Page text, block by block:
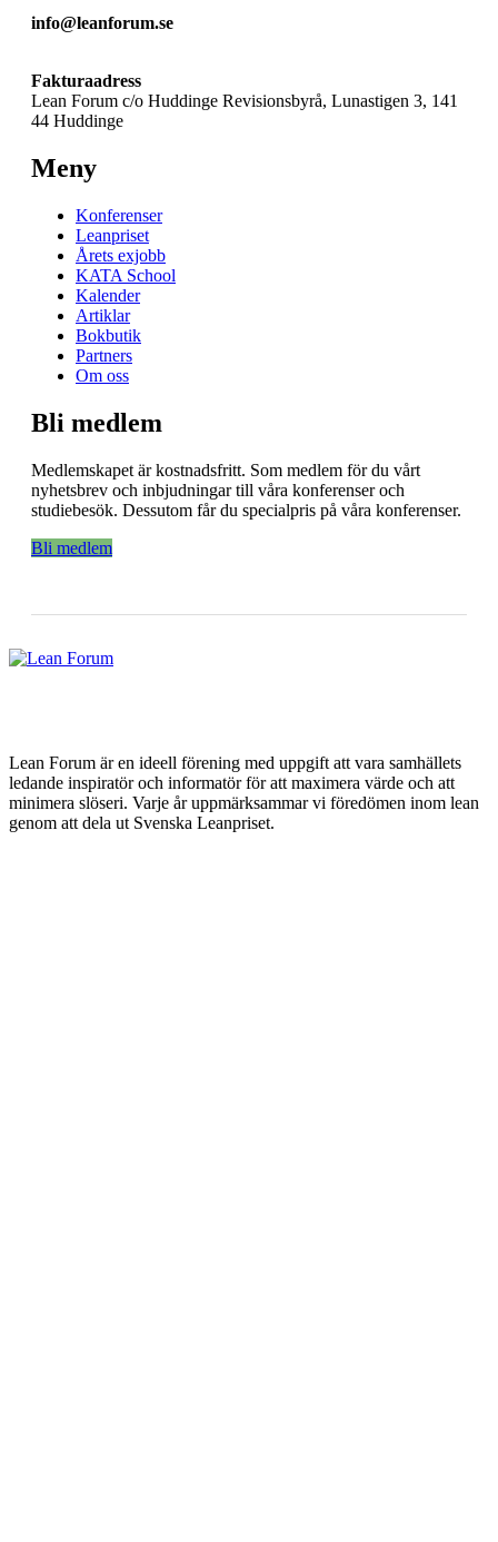
info@leanforum.se
Fakturaadress
Lean Forum c/o Huddinge Revisionsbyrå, Lunastigen 3, 141
44 Huddinge
Meny
Konferenser
Leanpriset
Årets exjobb
KATA School
Kalender
Artiklar
Bokbutik
Partners
Om oss
Bli medlem
Medlemskapet är kostnadsfritt. Som medlem för du vårt
nyhetsbrev och inbjudningar till våra konferenser och
studiebesök. Dessutom får du specialpris på våra konferenser.
Bli medlem
Lean Forum är en ideell förening med uppgift att vara samhällets
ledande inspiratör och informatör för att maximera värde och att
minimera slöseri. Varje år uppmärksammar vi föredömen inom lean
genom att dela ut Svenska Leanpriset.